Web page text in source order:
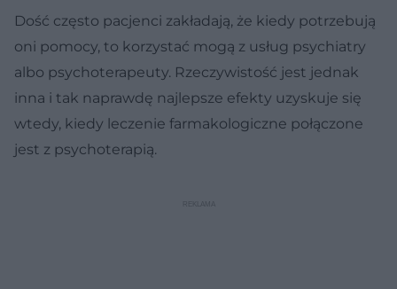
Dość często pacjenci zakładają, że kiedy potrzebują
oni pomocy, to korzystać mogą z usług psychiatry
albo psychoterapeuty. Rzeczywistość jest jednak
inna i tak naprawdę najlepsze efekty uzyskuje się
wtedy, kiedy leczenie farmakologiczne połączone
jest z psychoterapią.